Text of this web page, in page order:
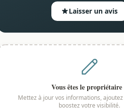
Laisser un avis
Vous êtes le propriétaire
Mettez à jour vos informations,
boostez votre visibilité.